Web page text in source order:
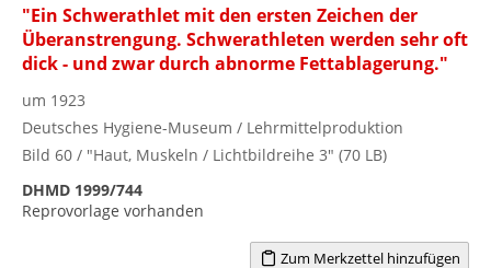
"Ein Schwerathlet mit den ersten Zeichen der
Überanstrengung. Schwerathleten werden sehr oft
dick - und zwar durch abnorme Fettablagerung."
um 1923
Deutsches Hygiene-Museum / Lehrmittelproduktion
Bild 60 / "Haut, Muskeln / Lichtbildreihe 3" (70 LB)
DHMD 1999/744
Reprovorlage vorhanden
Zum Merkzettel hinzufügen